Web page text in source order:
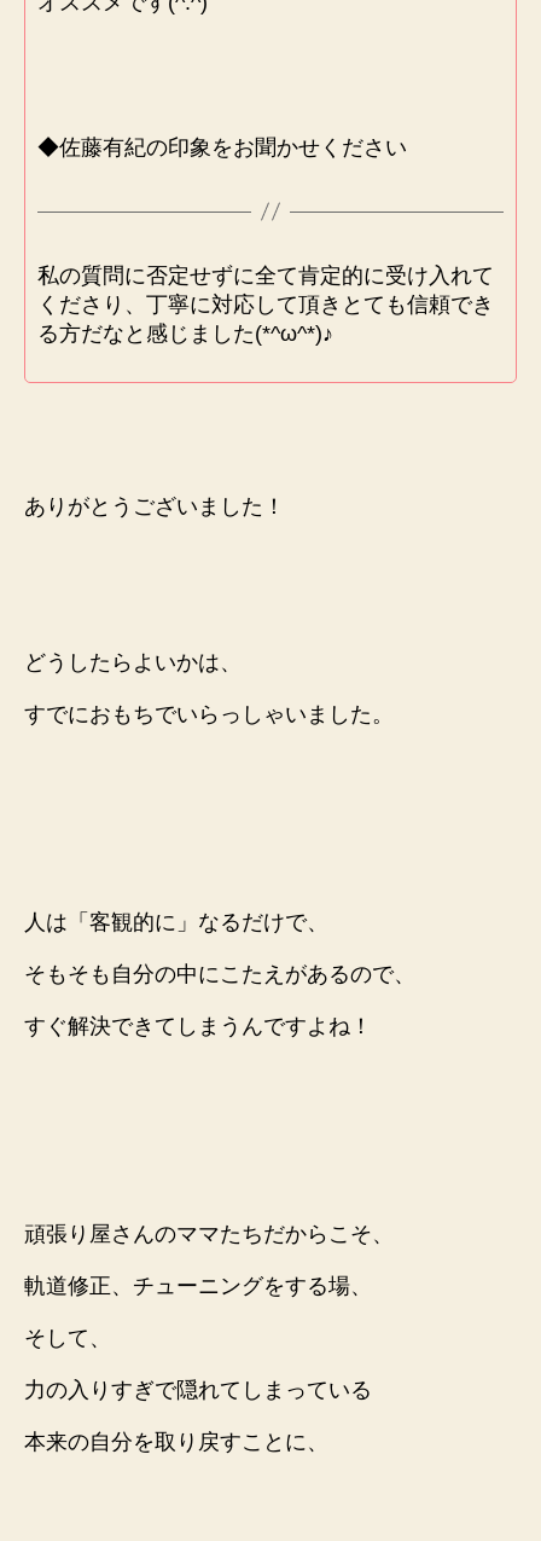
◆佐藤有紀の印象をお聞かせください
私の質問に否定せずに全て肯定的に受け入れて
くださり、丁寧に対応して頂きとても信頼でき
る方だなと感じました(*^ω^*)♪
ありがとうございました！
どうしたらよいかは、
すでにおもちでいらっしゃいました。
人は「客観的に」なるだけで、
そもそも自分の中にこたえがあるので、
すぐ解決できてしまうんですよね！
頑張り屋さんのママたちだからこそ、
軌道修正、チューニングをする場、
そして、
力の入りすぎで隠れてしまっている
本来の自分を取り戻すことに、